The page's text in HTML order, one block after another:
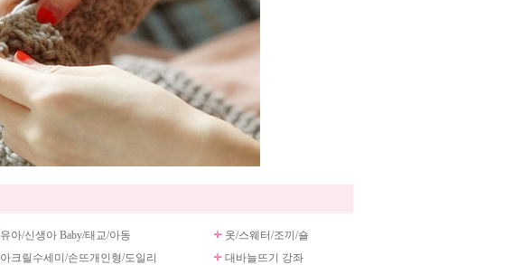
유아/신생아 Baby/태교/아동
옷/스웨터/조끼/숄
아크릴수세미/손뜨개인형/도일리
대바늘뜨기 강좌